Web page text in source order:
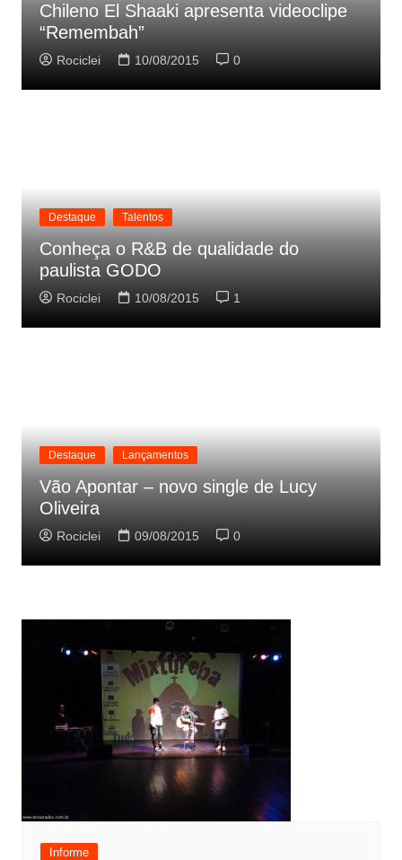
Chileno El Shaaki apresenta videoclipe
“Remembah”
Rociclei 10/08/2015 0
Destaque Talentos
Conheça o R&B de qualidade do
paulista GODO
Rociclei 10/08/2015 1
Destaque Lançamentos
Vão Apontar – novo single de Lucy
Oliveira
Rociclei 09/08/2015 0
Informe